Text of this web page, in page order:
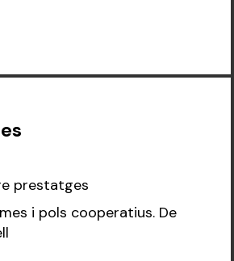
prestatges
i pols cooperatius. De